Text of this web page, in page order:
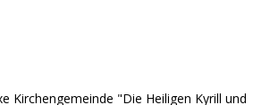
Kirchengemeinde "Die Heiligen Kyrill und